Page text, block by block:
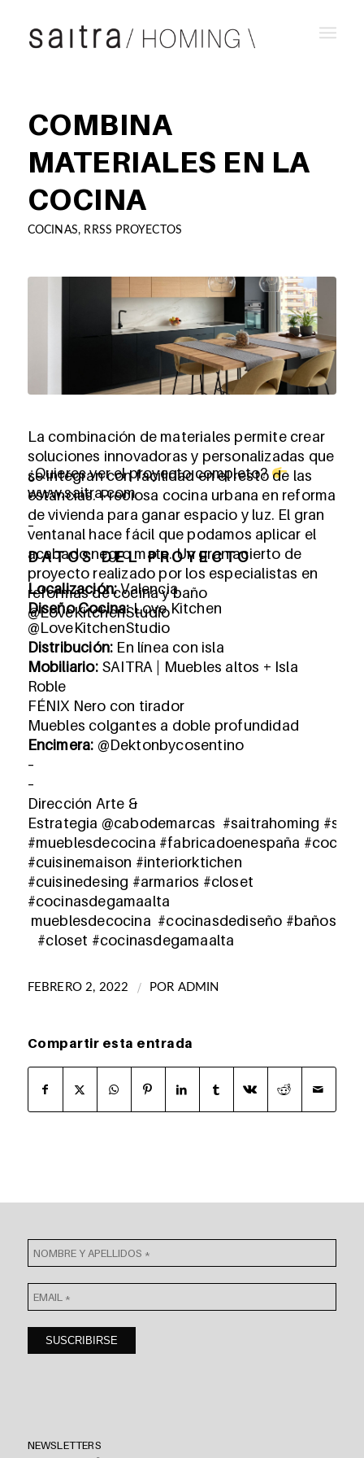
COMBINA
MATERIALES EN LA
COCINA
COCINAS, RRSS PROYECTOS
La combinación de materiales permite crear
soluciones innovadoras y personalizadas que
se integran con facilidad en el resto de las
estancias. Preciosa cocina urbana en reforma
de vivienda para ganar espacio y luz. El gran
ventanal hace fácil que podamos aplicar el
acabado negro mate. Un gran acierto de
proyecto realizado por los especialistas en
reformas de cocina y baño
@LoveKitchenStudio
¿Quieres ver el proyecto completo?
www.saitra.com
–
D A T O S D E L P R O Y E C T O
Localización:Valencia
Diseño Cocina:Love Kitchen
@LoveKitchenStudio
Distribución: En línea con isla
Mobiliario: SAITRA | Muebles altos + Isla
Roble
FÉNIX Nero con tirador
Muebles colgantes a doble profundidad
Encimera: @Dektonbycosentino
–
–
Dirección Arte &
Estrategia @cabodemarcas #saitrahoming
#mueblesdecocina #fabricadoenespaña
#cuisinemaison #interiorktichen
#cuisinedesing #armarios #closet
#cocinasdegamaalta
mueblesdecocina #cocinasdediseño #baños
#closet #cocinasdegamaalta
FEBRERO 2, 2022 / POR ADMIN
Compartir esta entrada
NEWSLETTERS